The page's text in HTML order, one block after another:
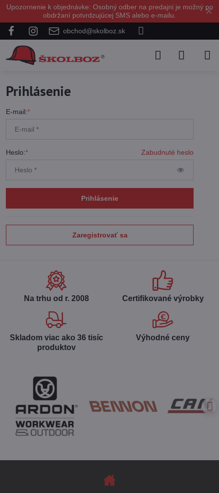
✕
Upozornenie k objednávke: Osobný odber na predajni je možný po
obdržaní potvrdzujúcej SMS alebo e-mailu.
obchod@skolboz.sk
Prihlásenie
E-mail:*
Zabudnuté heslo
Heslo:*
Prihlásenie
Zaregistrovať sa
Na trhu od r​. 2008 Certifikované výrobky
Skladom viac ako 36 tisíc
produktov
Výhodné ceny